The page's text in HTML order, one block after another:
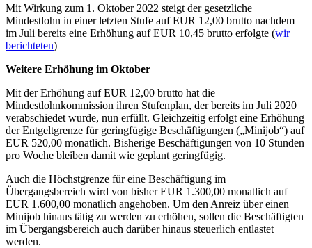
Mit Wirkung zum 1. Oktober 2022 steigt der gesetzliche
Mindestlohn in einer letzten Stufe auf EUR 12,00 brutto nachdem
im Juli bereits eine Erhöhung auf EUR 10,45 brutto erfolgte (wir
berichteten)
Weitere Erhöhung im Oktober
Mit der Erhöhung auf EUR 12,00 brutto hat die
Mindestlohnkommission ihren Stufenplan, der bereits im Juli 2020
verabschiedet wurde, nun erfüllt. Gleichzeitig erfolgt eine Erhöhung
der Entgeltgrenze für geringfügige Beschäftigungen („Minijob“) auf
EUR 520,00 monatlich. Bisherige Beschäftigungen von 10 Stunden
pro Woche bleiben damit wie geplant geringfügig.
Auch die Höchstgrenze für eine Beschäftigung im
Übergangsbereich wird von bisher EUR 1.300,00 monatlich auf
EUR 1.600,00 monatlich angehoben. Um den Anreiz über einen
Minijob hinaus tätig zu werden zu erhöhen, sollen die Beschäftigten
im Übergangsbereich auch darüber hinaus steuerlich entlastet
werden.